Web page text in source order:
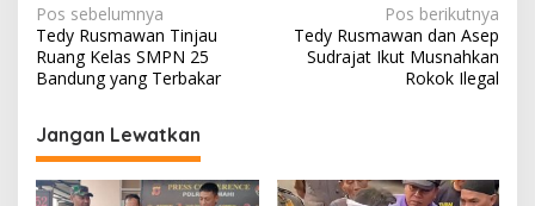
N
a
v
i
g
a
Pos sebelumnya
Tedy Rusmawan Tinjau
Ruang Kelas SMPN 25
Bandung yang Terbakar
Pos berikutnya
Tedy Rusmawan dan Asep
Sudrajat Ikut Musnahkan
Rokok Ilegal
Jangan Lewatkan